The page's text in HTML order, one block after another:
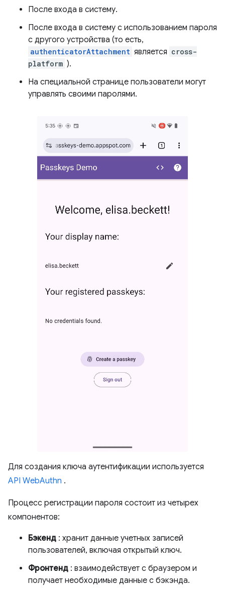
После входа в систему.
После входа в систему с использованием пароля
с другого устройства (то есть,
authenticatorAttachment является cross-
platform ).
На специальной странице пользователи могут
управлять своими паролями.
Для создания ключа аутентификации используется
API WebAuthn .
Процесс регистрации пароля состоит из четырех
компонентов:
Бэкенд : хранит данные учетных записей
пользователей, включая открытый ключ.
Фронтенд : взаимодействует с браузером и
получает необходимые данные с бэкэнда.